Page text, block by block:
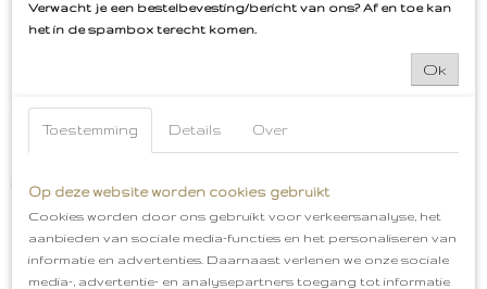
€ 5,99
Verwacht je een bestelbevesting/bericht van ons? Af en toe kan
het in de spambox terecht komen.
Ok
Toestemming Details Over
Op deze website worden cookies gebruikt
Cookies worden door ons gebruikt voor verkeersanalyse, het
aanbieden van sociale media-functies en het personaliseren van
informatie en advertenties. Daarnaast verlenen we onze sociale
media-, advertentie- en analysepartners toegang tot informatie